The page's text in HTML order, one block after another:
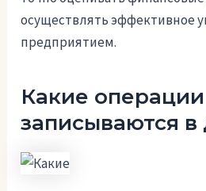
осуществлять эффективное
предприятием.
Какие операции
записываются в